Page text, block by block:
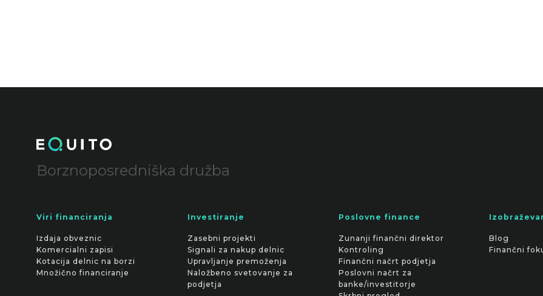
Borznoposredniška družba
Viri financiranja
Izdaja obveznic
Komercialni zapisi
Kotacija delnic na borzi
Množično financiranje
Investiranje
Zasebni projekti
Signali za nakup delnic
Upravljanje premoženja
Naložbeno svetovanje za
podjetja
Poslovne finance
Zunanji finančni direktor
Kontroling
Finančni načrt podjetja
Poslovni načrt za
banke/investitorje
Blog
Finančni